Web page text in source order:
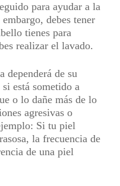
para ayudar a la
debes tener
tienes para
realizar el lavado.
dependerá de su
está sometido a
o lo dañe más de lo
agresivas o
: Si tu piel
la frecuencia de
de una piel